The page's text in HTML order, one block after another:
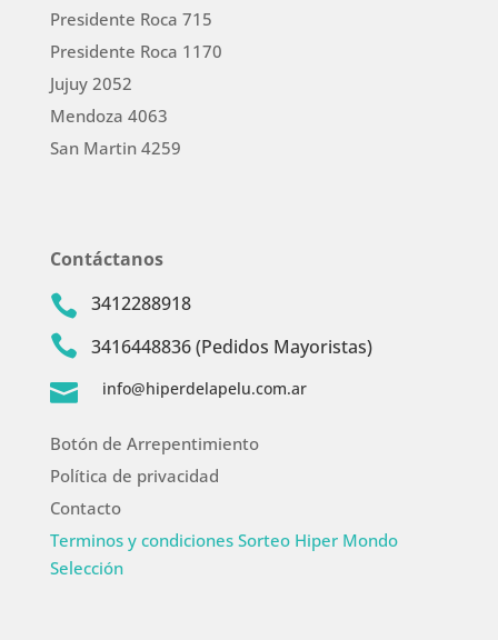
Presidente Roca 715
Presidente Roca 1170
Jujuy 2052
Mendoza 4063
San Martin 4259
Contáctanos
 3412288918
 3416448836 (Pedidos Mayoristas)
 info@hiperdelapelu.com.ar
Botón de Arrepentimiento
Política de privacidad
Contacto
Terminos y condiciones Sorteo Hiper Mondo
Selección